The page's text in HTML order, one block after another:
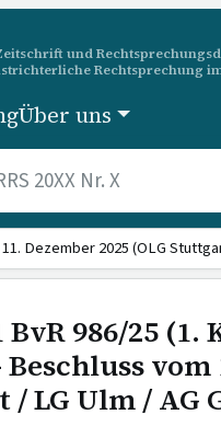
und
Rechtsprechung
Über uns
Dezember 2025 (OLG
BvR 986/25
Beschluss vom
LG Ulm / AG